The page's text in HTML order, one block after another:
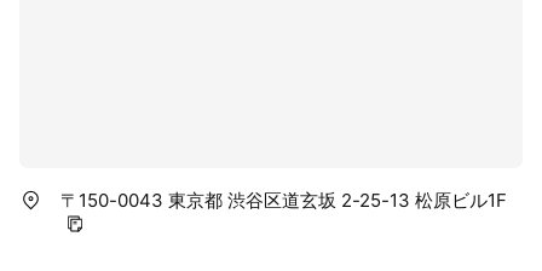
〒150-0043 東京都 渋谷区道玄坂 2-25-13 松原ビル1F